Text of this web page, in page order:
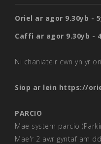
Oriel ar agor 9.30yb -
Caffi ar agor 9.30yb -
Ni chaniateir cwn yn yr
Siop ar lein https://
PARCIO
Mae system parcio
Mae'r 2 awr gyntaf am